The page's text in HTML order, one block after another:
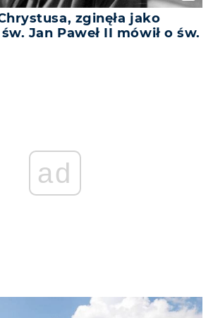
zginęła jako
Jan Paweł II mówił o św.
ad